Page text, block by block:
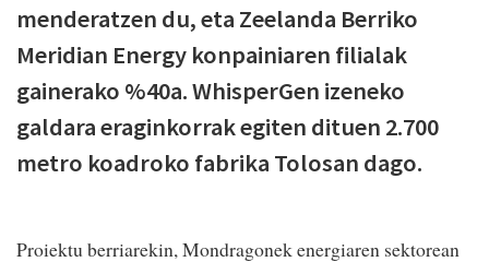
menderatzen du, eta Zeelanda Berriko
Meridian Energy konpainiaren filialak
gainerako %40a. WhisperGen izeneko
galdara eraginkorrak egiten dituen 2.700
metro koadroko fabrika Tolosan dago.
Proiektu berriarekin, Mondragonek energiaren sektorean